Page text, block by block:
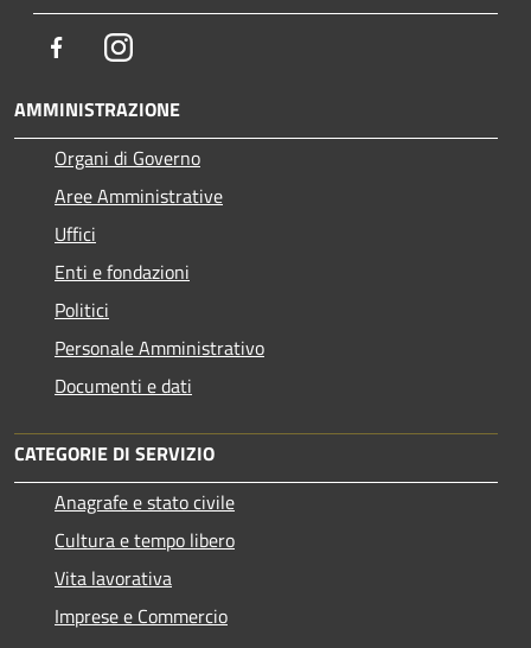
FacebookInstagram
AMMINISTRAZIONE
Organi di Governo
Aree Amministrative
Uffici
Enti e fondazioni
Politici
Personale Amministrativo
Documenti e dati
CATEGORIE DI SERVIZIO
Anagrafe e stato civile
Cultura e tempo libero
Vita lavorativa
Imprese e Commercio